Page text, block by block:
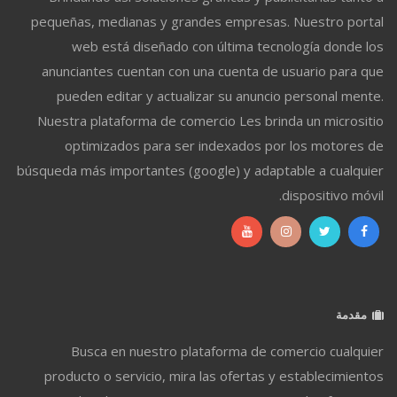
pequeñas, medianas y grandes empresas. Nuestro portal
web está diseñado con última tecnología donde los
anunciantes cuentan con una cuenta de usuario para que
pueden editar y actualizar su anuncio personal mente.
Nuestra plataforma de comercio Les brinda un micrositio
optimizados para ser indexados por los motores de
búsqueda más importantes (google) y adaptable a cualquier
dispositivo móvil.
مقدمة
Busca en nuestro plataforma de comercio cualquier
producto o servicio, mira las ofertas y establecimientos